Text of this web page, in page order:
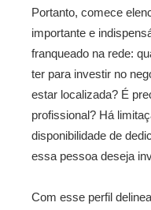
Portanto, comece
importante e
franqueado na rede:
ter para investir no
estar localizada? É
profissional? Há
disponibilidade de
essa pessoa deseja
Com esse perfil